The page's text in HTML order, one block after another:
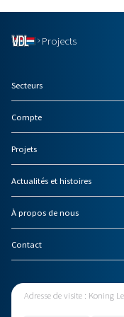
Projects
Secteurs
Compte
Projets
Actualités et histoires
À propos de nous
Contact
Adresse de visite : Koning